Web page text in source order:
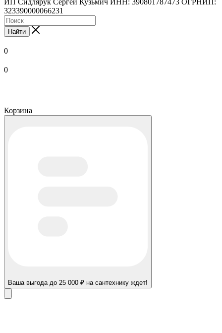
323390000066231
Найти
0
0
Корзина
Ваша выгода до 25 000 ₽ на сантехнику ждет!